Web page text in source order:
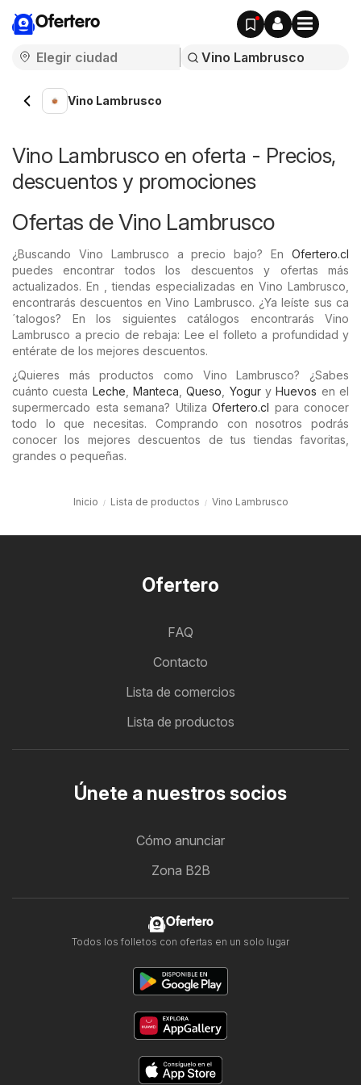
Ofertero
Vino Lambrusco
Vino Lambrusco en oferta - Precios,
descuentos y promociones
Ofertas de Vino Lambrusco
¿Buscando Vino Lambrusco a precio bajo? En Ofertero.cl
puedes encontrar todos los descuentos y ofertas más
actualizados. En , tiendas especializadas en Vino Lambrusco,
encontrarás descuentos en Vino Lambrusco. ¿Ya leíste sus ca
´talogos? En los siguientes catálogos encontrarás Vino
Lambrusco a precio de rebaja: Lee el folleto a profundidad y
entérate de los mejores descuentos.
¿Quieres más productos como Vino Lambrusco? ¿Sabes
cuánto cuesta Leche ,Manteca ,Queso YoguryHuevos en el
supermercado esta semana? Utiliza Ofertero.cl para conocer
todo lo que necesitas. Comprando con nosotros podrás
conocer los mejores descuentos de tus tiendas favoritas,
grandes o pequeñas.
Inicio Lista de productos Vino Lambrusco
Ofertero
FAQ
Contacto
Lista de comercios
Lista de productos
Únete a nuestros socios
Cómo anunciar
Zona B2B
Ofertero
Todos los folletos con ofertas en un solo lugar